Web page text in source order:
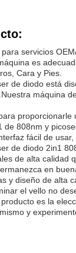
servicios
es
Cara y Pies.
de diodo está
máquina
de 808nm y
fácil de
de diodo 2in1
de alta calidad
en
y diseño de alta
el vello no
es la
y